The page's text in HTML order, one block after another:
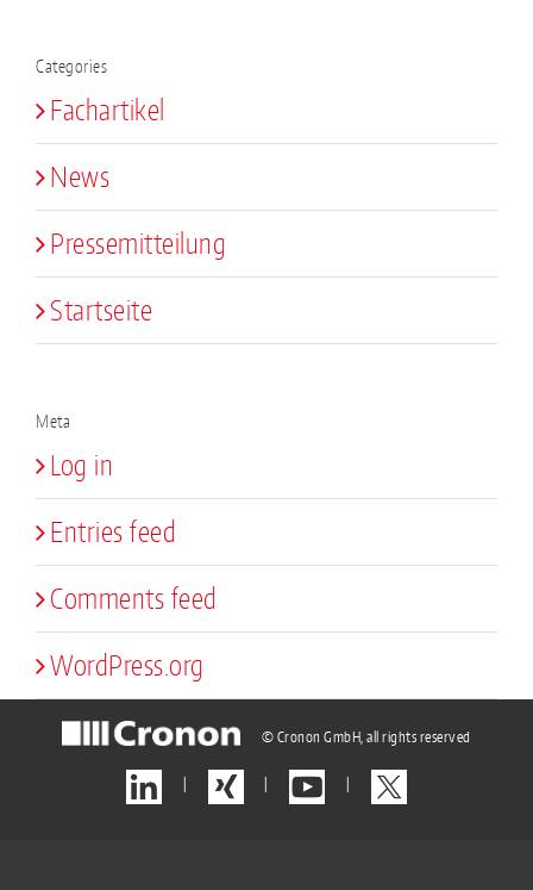
Categories
Fachartikel
News
Pressemitteilung
Startseite
Meta
Log in
Entries feed
Comments feed
WordPress.org
© Cronon GmbH, all rights reserved
| | |